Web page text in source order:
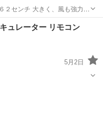
２センチ 大きく、風も強力で
。 １番弱い風量の際少し音が
だまだ使えます。
ュレーター リモコン
5月2日